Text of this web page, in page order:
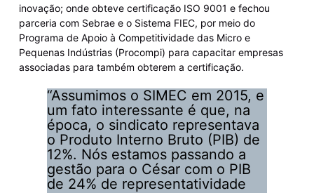
inovação; onde obteve certificação ISO 9001 e fechou
parceria com Sebrae e o Sistema FIEC, por meio do
Programa de Apoio à Competitividade das Micro e
Pequenas Indústrias (Procompi) para capacitar empresas
associadas para também obterem a certificação.
“Assumimos o SIMEC em 2015, e
um fato interessante é que, na
época, o sindicato representava
o Produto Interno Bruto (PIB) de
12%. Nós estamos passando a
gestão para o César com o PIB
de 24% de representatividade